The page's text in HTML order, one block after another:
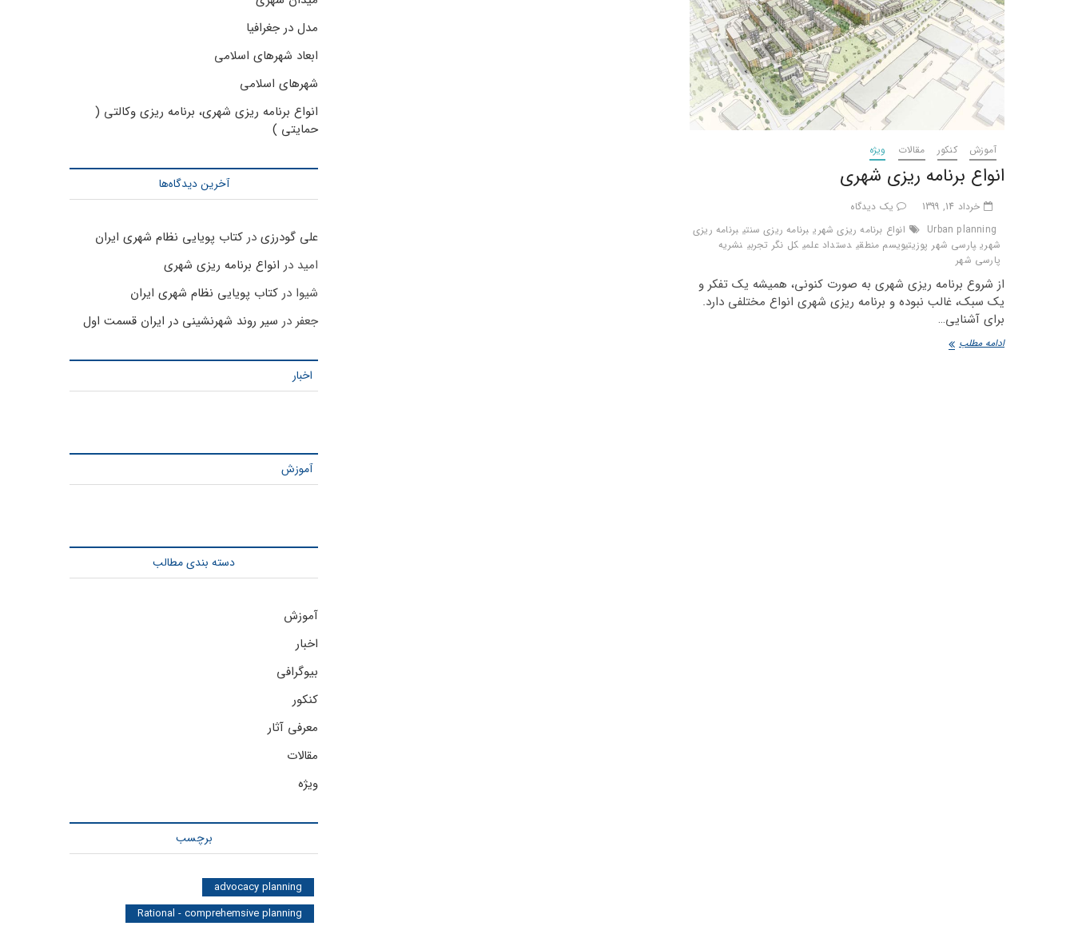
آموزش کنکور مقالات ویژه
انواع برنامه ریزی شهری
خرداد 14, 1399
یک دیدگاه
Urban planning
انواع برنامه ریزی شهری برنامه ریزی سنتی برنامه ریزی
شهری پارسی شهر پوزیتیویسم منطقی دستداد علمی کل نگر تجربی نشریه
پارسی شهر
از شروع برنامه ریزی شهری به صورت کنونی، همیشه یک تفکر و
یک سبک، غالب نبوده و برنامه ریزی شهری انواع مختلفی دارد.
برای آشنایی…
ادامه مطلب انواع
مدل در جغرافیا
ابعاد شهرهای اسلامی
شهرهای اسلامی
انواع برنامه ریزی شهری، برنامه ریزی وکالتی (
حمایتی )
آخرین دیدگاه‌ها
علی گودرزی در کتاب پویایی نظام شهری ایران
امید در انواع برنامه ریزی شهری
شیوا در کتاب پویایی نظام شهری ایران
جعفر در سیر روند شهرنشینی در ایران قسمت اول
اخبار
آموزش
دسته بندی مطالب
آموزش
اخبار
بیوگرافی
کنکور
معرفی آثار
مقالات
ویژه
برچسب
advocacy planning
Rational - comprehemsive planning